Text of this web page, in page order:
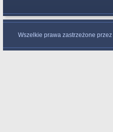
Wszelkie prawa zastrzeżone przez